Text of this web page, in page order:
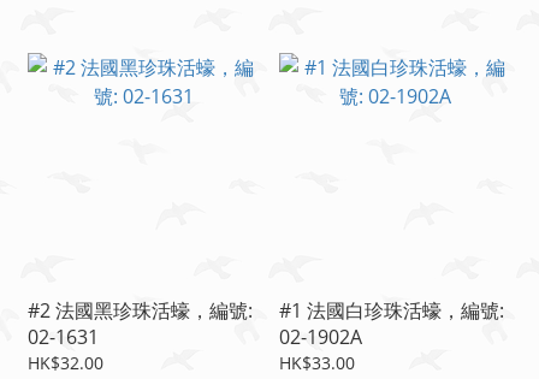
#2 法國黑珍珠活蠔，編號:
02-1631
HK$32.00
#1 法國白珍珠活蠔，編號:
02-1902A
HK$33.00